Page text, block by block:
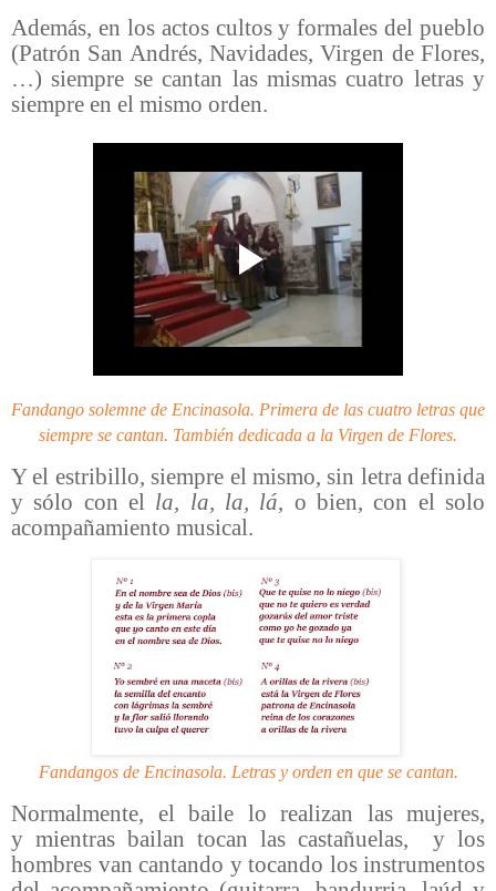
Además, en los actos cultos y formales del pueblo
(Patrón San Andrés, Navidades, Virgen de Flores,
…) siempre se cantan las mismas cuatro letras y
siempre en el mismo orden.
Fandango solemne de Encinasola. Primera de las cuatro letras que
siempre se cantan. También dedicada a la Virgen de Flores.
Y el estribillo, siempre el mismo, sin letra definida
y sólo con el la, la, la, lá, o bien, con el solo
acompañamiento musical.
Fandangos de Encinasola. Letras y orden en que se cantan.
Normalmente, el baile lo realizan las mujeres,
y mientras bailan tocan las castañuelas,
y los
hombres van cantando y tocando los instrumentos